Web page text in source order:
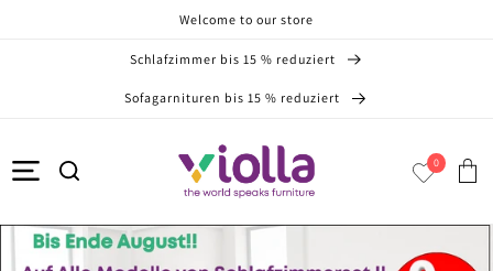
Welcome to our store
Schlafzimmer bis 15 % reduziert
Sofagarnituren bis 15 % reduziert
0